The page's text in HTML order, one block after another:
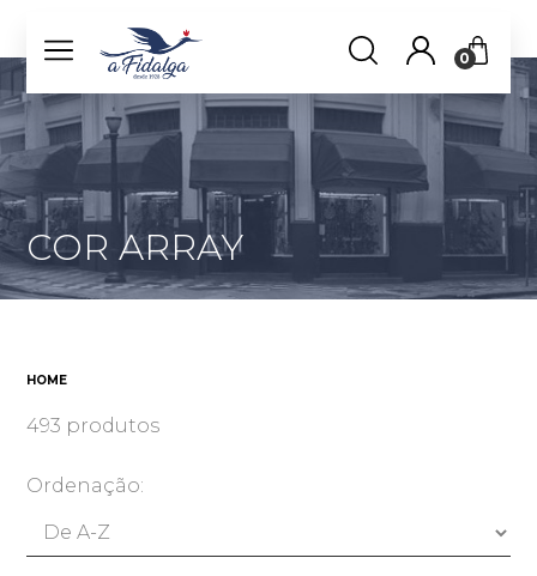
0
COR ARRAY
HOME
493 produtos
Ordenação: